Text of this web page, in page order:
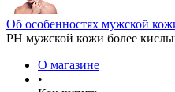
Об особенностях мужской
РН мужской кожи более
О магазине
•